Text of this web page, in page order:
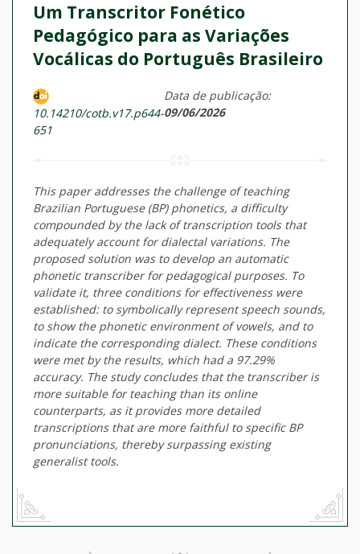
Um Transcritor Fonético
Pedagógico para as Variações
Vocálicas do Português Brasileiro
10.14210/cotb.v17.p644-
651
Data de publicação:
09/06/2026
This paper addresses the challenge of teaching
Brazilian Portuguese (BP) phonetics, a difficulty
compounded by the lack of transcription tools that
adequately account for dialectal variations. The
proposed solution was to develop an automatic
phonetic transcriber for pedagogical purposes. To
validate it, three conditions for effectiveness were
established: to symbolically represent speech sounds,
to show the phonetic environment of vowels, and to
indicate the corresponding dialect. These conditions
were met by the results, which had a 97.29%
accuracy. The study concludes that the transcriber is
more suitable for teaching than its online
counterparts, as it provides more detailed
transcriptions that are more faithful to specific BP
pronunciations, thereby surpassing existing
generalist tools.